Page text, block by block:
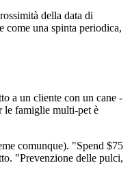
della data di
come una spinta periodica,
a un cliente con un cane -
le famiglie multi-pet è
comunque). "Spend $75
"Prevenzione delle pulci,